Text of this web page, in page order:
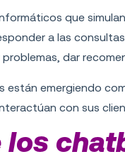
que
a las
dar
emergiendo
con sus
los